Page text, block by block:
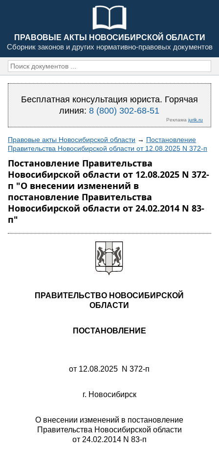
ПРАВОВЫЕ АКТЫ НОВОСИБИРСКОЙ ОБЛАСТИ
Сборник законов и других нормативно-правовых документов
Бесплатная консультация юриста. Горячая
линия:8 (800) 302-68-51
Реклама jurik.ru
Правовые акты Новосибирской области → Постановление
Правительства Новосибирской области от 12.08.2025 N 372-п
Постановление Правительства
Новосибирской области от 12.08.2025 N 372-
п "О внесении изменений в
постановление Правительства
Новосибирской области от 24.02.2014 N 83-
п"
ПРАВИТЕЛЬСТВО НОВОСИБИРСКОЙ
ОБЛАСТИ
ПОСТАНОВЛЕНИЕ
от 12.08.2025 N 372-п
г. Новосибирск
О внесении изменений в постановление
Правительства Новосибирской области
от 24.02.2014 N 83-п